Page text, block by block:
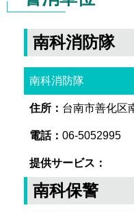
南科消防隊
南科消防隊
台南市善化区
06-5052995
南科保警